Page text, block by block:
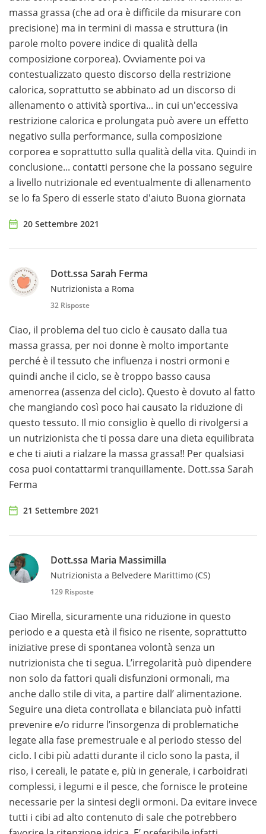
massa grassa (che ad ora è difficile da misurare con
precisione) ma in termini di massa e struttura (in
parole molto povere indice di qualità della
composizione corporea). Ovviamente poi va
contestualizzato questo discorso della restrizione
calorica, soprattutto se abbinato ad un discorso di
allenamento o attività sportiva... in cui un'eccessiva
restrizione calorica e prolungata può avere un effetto
negativo sulla performance, sulla composizione
corporea e soprattutto sulla qualità della vita. Quindi in
conclusione... contatti persone che la possano seguire
a livello nutrizionale ed eventualmente di allenamento
se lo fa Spero di esserle stato d'aiuto Buona giornata
20 Settembre 2021
Dott.ssa Sarah Ferma
Nutrizionista a Roma
32 Risposte
Ciao, il problema del tuo ciclo è causato dalla tua
massa grassa, per noi donne è molto importante
perché è il tessuto che influenza i nostri ormoni e
quindi anche il ciclo, se è troppo basso causa
amenorrea (assenza del ciclo). Questo è dovuto al fatto
che mangiando così poco hai causato la riduzione di
questo tessuto. Il mio consiglio è quello di rivolgersi a
un nutrizionista che ti possa dare una dieta equilibrata
e che ti aiuti a rialzare la massa grassa!! Per qualsiasi
cosa puoi contattarmi tranquillamente. Dott.ssa Sarah
Ferma
21 Settembre 2021
Dott.ssa Maria Massimilla
Nutrizionista a Belvedere Marittimo (CS)
129 Risposte
Ciao Mirella, sicuramente una riduzione in questo
periodo e a questa età il fisico ne risente, soprattutto
iniziative prese di spontanea volontà senza un
nutrizionista che ti segua. L’irregolarità può dipendere
non solo da fattori quali disfunzioni ormonali, ma
anche dallo stile di vita, a partire dall’ alimentazione.
Seguire una dieta controllata e bilanciata può infatti
prevenire e/o ridurre l’insorgenza di problematiche
legate alla fase premestruale e al periodo stesso del
ciclo. I cibi più adatti durante il ciclo sono la pasta, il
riso, i cereali, le patate e, più in generale, i carboidrati
complessi, i legumi e il pesce, che fornisce le proteine
necessarie per la sintesi degli ormoni. Da evitare invece
tutti i cibi ad alto contenuto di sale che potrebbero